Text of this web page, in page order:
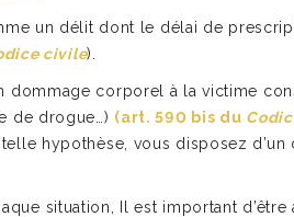
un délit dont le délai de
civile).
dommage corporel à la victime
de drogue…) (art. 590 bis du
telle hypothèse, vous disposez
situation, Il est important